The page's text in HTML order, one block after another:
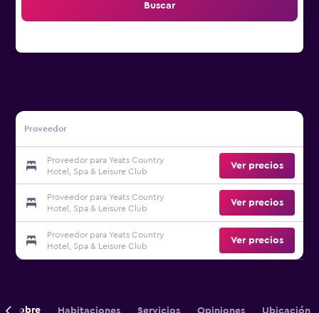
Buscar
Proveedor
Proveedor para Yeats Country
Hotel, Spa & Leisure Club
Ver precios
Proveedor para Yeats Country
Hotel, Spa & Leisure Club
Ver precios
Proveedor para Yeats Country
Hotel, Spa & Leisure Club
Ver precios
Sobre Habitaciones Servicios Opiniones Ubicación